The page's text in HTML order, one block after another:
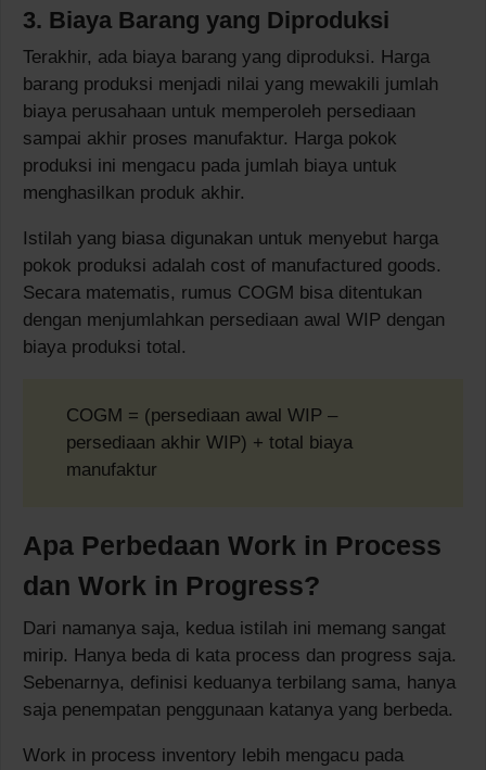
3. Biaya Barang yang Diproduksi
Terakhir, ada biaya barang yang diproduksi. Harga
barang produksi menjadi nilai yang mewakili jumlah
biaya perusahaan untuk memperoleh persediaan
sampai akhir proses manufaktur. Harga pokok
produksi ini mengacu pada jumlah biaya untuk
menghasilkan produk akhir.
Istilah yang biasa digunakan untuk menyebut harga
pokok produksi adalah cost of manufactured goods.
Secara matematis, rumus COGM bisa ditentukan
dengan menjumlahkan persediaan awal WIP dengan
biaya produksi total.
COGM = (persediaan awal WIP –
persediaan akhir WIP) + total biaya
manufaktur
Apa Perbedaan Work in Process
dan Work in Progress?
Dari namanya saja, kedua istilah ini memang sangat
mirip. Hanya beda di kata process dan progress saja.
Sebenarnya, definisi keduanya terbilang sama, hanya
saja penempatan penggunaan katanya yang berbeda.
Work in process inventory lebih mengacu pada